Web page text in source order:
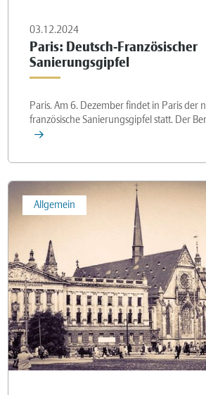
03.12.2024
Paris: Deutsch-Französischer
Sanierungsgipfel
Paris. Am 6. Dezember findet in Paris der
französische Sanierungsgipfel statt. Der
Allgemein